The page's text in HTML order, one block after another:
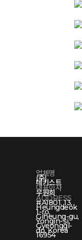
업체명
(주)
데키스트
대표이사
우원희
ADDRESS
#A1801, 13,
Heungdeok
1-ro,
Giheung-gu,
Yongin-si,
Gyeonggi-
do, Korea
16954